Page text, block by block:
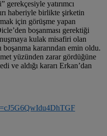
gerekçesiyle yatırımcı
haberiyle birlikte şirketin
için görüşme yapan
boşanması gerektiği
kulak misafiri olan
boşanma kararından emin oldu.
yüzünden zarar gördüğüne
ve aldığı kararı Erkan’dan